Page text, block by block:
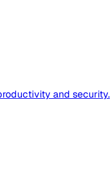
and security.